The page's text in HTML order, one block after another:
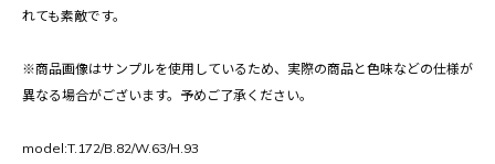
れても素敵です。
※商品画像はサンプルを使用しているため、実際の商品と色味などの仕様が
異なる場合がございます。予めご了承ください。
model:T.172/B.82/W.63/H.93